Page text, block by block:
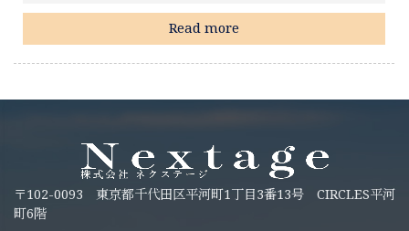
Read more
〒102-0093 東京都千代田区平河町1丁目3番13号 CIRCLES平河
町6階